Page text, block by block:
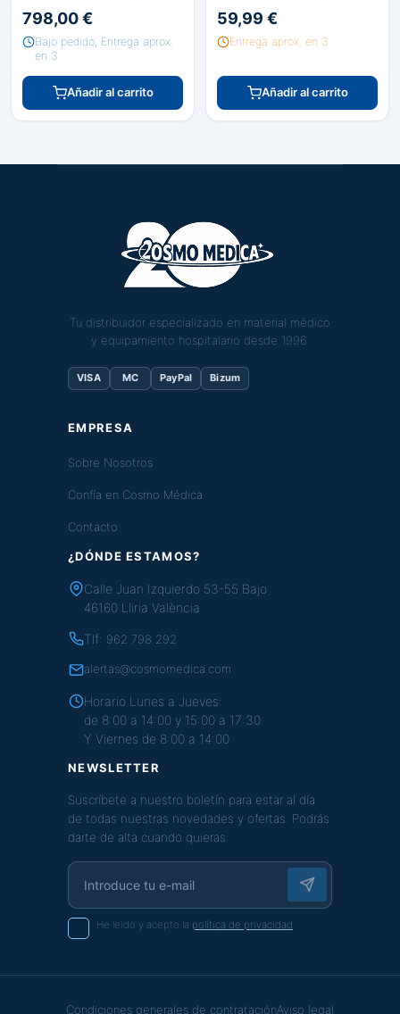
798,00 €
Bajo pedido, Entrega aprox.
en 3
Añadir al carrito
59,99 €
Entrega aprox. en 3
Añadir al carrito
Tu distribuidor especializado en material médico
y equipamiento hospitalario desde 1996.
VISA MC PayPal Bizum
EMPRESA
Sobre Nosotros
Confía en Cosmo Médica
Contacto
¿DÓNDE ESTAMOS?
Calle Juan Izquierdo 53-55 Bajo
46160 Lliria València
Tlf: 962 798 292
alertas@cosmomedica.com
Horario Lunes a Jueves:
de 8:00 a 14:00 y 15:00 a 17:30
Y Viernes de 8:00 a 14:00
NEWSLETTER
Suscríbete a nuestro boletín para estar al día
de todas nuestras novedades y ofertas. Podrás
darte de alta cuando quieras:
He leido y acepto la política de privacidad
Condiciones generales de contrataciónAviso legal